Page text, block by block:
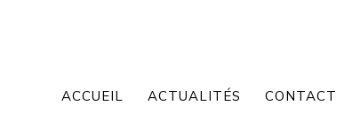
ACCUEIL ACTUALITÉS CONTACT